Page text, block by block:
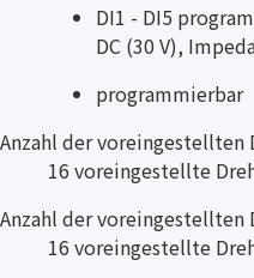
DI1 - DI5
DC (30 V),
programmierbar
Anzahl der voreingestellten
16 voreingestellte
Anzahl der voreingestellten
16 voreingestellte